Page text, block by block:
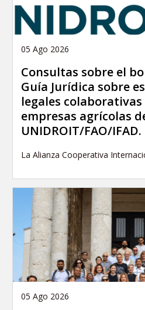
05 Ago 2026
Consultas sobre el
Guía Jurídica sobre
legales
empresas agrícolas
UNIDROIT/FAO/IFAD.
La Alianza Cooperativa
05 Ago 2026